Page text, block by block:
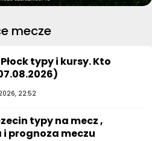
mecze
typy i kursy. Kto
2026, 22:52
typy na mecz ,
prognoza meczu